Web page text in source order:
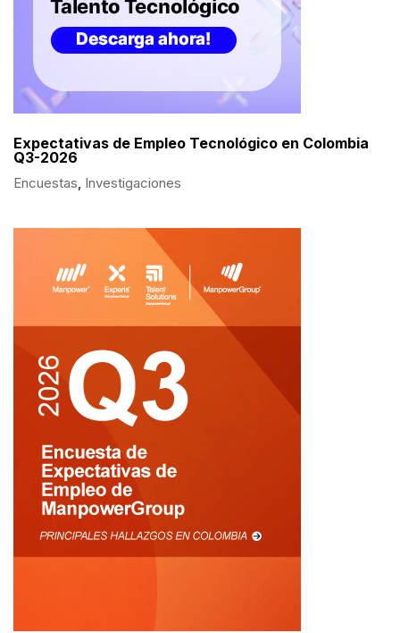
Expectativas de Empleo Tecnológico en Colombia
Q3-2026
Encuestas, Investigaciones